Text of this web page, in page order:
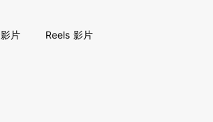
影片 Reels 影片